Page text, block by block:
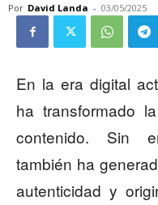
Por David Landa - 03/05/2025
En la era digital
ha transformado
contenido. Sin
también ha
autenticidad y